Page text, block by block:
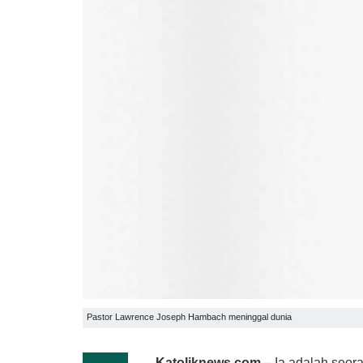
Pastor Lawrence Joseph Hambach meninggal dunia